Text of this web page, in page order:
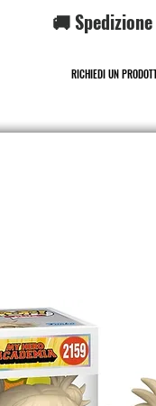
🚚
RICHIEDI UN